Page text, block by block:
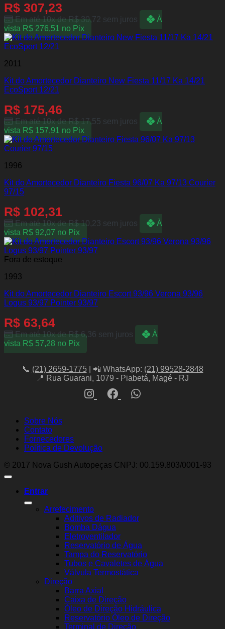
R$ 307,23
Em até 10x deR$30,72 sem juros
À
vista R$ 276,51 no Pix
2011
Kit do Amortecedor Dianteiro New Fiesta 11/17 Ka 14/21
EcoSport 12/21
R$ 175,46
Em até 10x deR$17,55 sem juros
À
vista R$ 157,91 no Pix
1996
Kit do Amortecedor Dianteiro Fiesta 96/07 Ka 97/13 Courier
97/15
R$ 102,31
Em até 10x deR$10,23 sem juros
À
vista R$ 92,07 no Pix
Fora de estoque
1993
Kit do Amortecedor Dianteiro Escort 93/96 Verona 93/96
Logus 93/97 Pointer 93/97
R$ 63,64
Em até 10x deR$6,36 sem juros
À
vista R$ 57,28 no Pix
📞 (21) 2659-1775| 📲 WhatsApp: (21) 99528-2848
📍 Rua Guarani, 1079 - Piabetá, Magé - RJ
Sobre Nós
Contato
Fornecedores
Política de Devolução
© 2017 Nova Gush Autopeças CNPJ: 00.159.803/0001-93
Entrar
Arrefecimento
Aditivos de Radiador
Bomba Dágua
Eletroventilador
Reservatório de Água
Tampa do Reservatório
Tubos e Cavaletes de Água
Válvula Termostática
Direção
Barra Axial
Caixa de Direção
Óleo de Direção Hidráulica
Reservatório Óleo de Direção
Terminal de Direção